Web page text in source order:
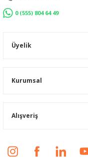
0 (555) 804 64 49
Üyelik
Kurumsal
Alışveriş